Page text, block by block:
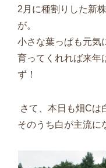
2 月に種割りした新
が。
小さな葉っぱも元気
育ってくれれば来年
ず！
さて、本日も畑Cは
そのうち白が主流に